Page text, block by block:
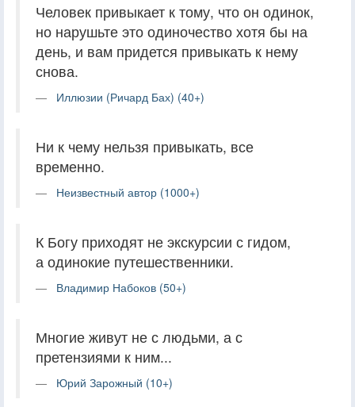
Человек привыкает к тому, что он одинок,
но нарушьте это одиночество хотя бы на
день, и вам придется привыкать к нему
снова.
Иллюзии (Ричард Бах) (40+)
Ни к чему нельзя привыкать, все
временно.
Неизвестный автор (1000+)
К Богу приходят не экскурсии с гидом,
а одинокие путешественники.
Владимир Набоков (50+)
Многие живут не с людьми, а с
претензиями к ним...
Юрий Зарожный (10+)